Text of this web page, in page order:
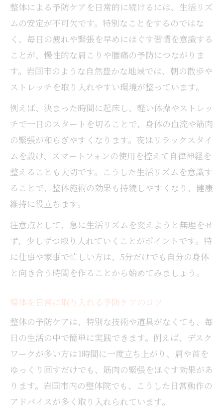
整体による予防ケアを日常的に続けるには、生活リズ
ムの安定が不可欠です。特別なことをするのではな
く、毎日の疲れや緊張を早めにほぐす習慣を意識する
ことが、慢性的な肩こりや腰痛の予防につながりま
す。岩国市のような自然豊かな地域では、朝の散歩や
ストレッチを取り入れやすい環境が整っています。
例えば、決まった時間に起床し、軽い体操やストレッ
チで一日のスタートを切ることで、身体の血流や筋肉
の緊張が和らぎやすくなります。夜はリラックスタイ
ムを設け、スマートフォンの使用を控えて自律神経を
整えることも大切です。こうした生活リズムを意識す
ることで、整体施術の効果も持続しやすくなり、健康
維持に役立ちます。
注意点として、急に生活リズムを変えようと無理をせ
ず、少しずつ取り入れていくことがポイントです。特
に仕事や家事で忙しい方は、5分だけでも自分の身体
と向き合う時間を作ることから始めてみましょう。
整体を日常に取り入れる予防ケアのコツ
整体の予防ケアは、特別な技術や道具がなくても、毎
日の生活の中で簡単に実践できます。例えば、デスク
ワークが多い方は1時間に一度立ち上がり、肩や首を
ゆっくり回すだけでも、筋肉の緊張をほぐす効果があ
ります。岩国市内の整体院でも、こうした日常動作の
アドバイスが多く取り入れられています。